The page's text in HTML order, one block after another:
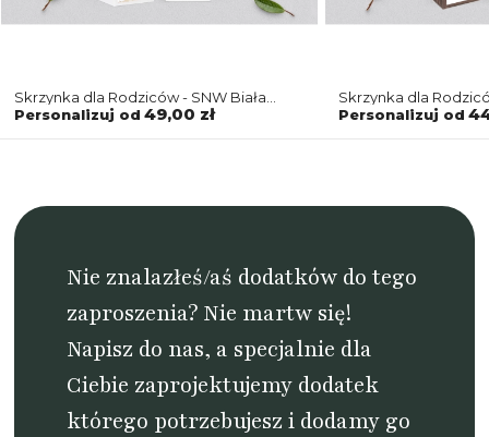
Skrzynka dla Rodziców - SNW Biała
Butterflies - Motyw 3
Personalizuj od 49,00 zł
Skrzynka dla
Butterflies - Motyw 3
Personalizuj od
Nie znalazłeś/aś dodatków do tego
zaproszenia? Nie martw się!
Napisz do nas, a specjalnie dla
Ciebie zaprojektujemy dodatek
którego potrzebujesz i dodamy go